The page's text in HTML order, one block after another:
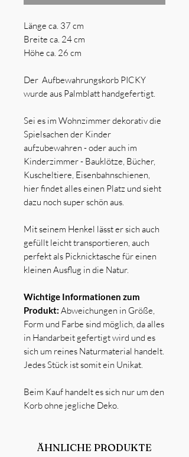
Länge ca. 37 cm
Breite ca. 24 cm
Höhe ca. 26 cm
Der Aufbewahrungskorb PICKY
wurde aus Palmblatt handgefertigt.
Sei es im Wohnzimmer dekorativ die
Spielsachen der Kinder
aufzubewahren - oder auch im
Kinderzimmer - Bauklötze, Bücher,
Kuscheltiere, Eisenbahnschienen,
hier findet alles einen Platz und sieht
dazu noch super schön aus.
Mit seinem Henkel lässt er sich auch
gefüllt leicht transportieren, auch
perfekt als Picknicktasche für einen
kleinen Ausflug in die Natur.
Wichtige Informationen zum
Produkt: Abweichungen in Größe,
Form und Farbe sind möglich, da alles
in Handarbeit gefertigt wird und es
sich um reines Naturmaterial handelt.
Jedes Stück ist somit ein Unikat.
Beim Kauf handelt es sich nur um den
Korb ohne jegliche Deko.
ÄHNLICHE PRODUKTE